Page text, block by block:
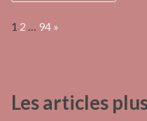
Page:
1 2 … 94 Next
»
Les articles